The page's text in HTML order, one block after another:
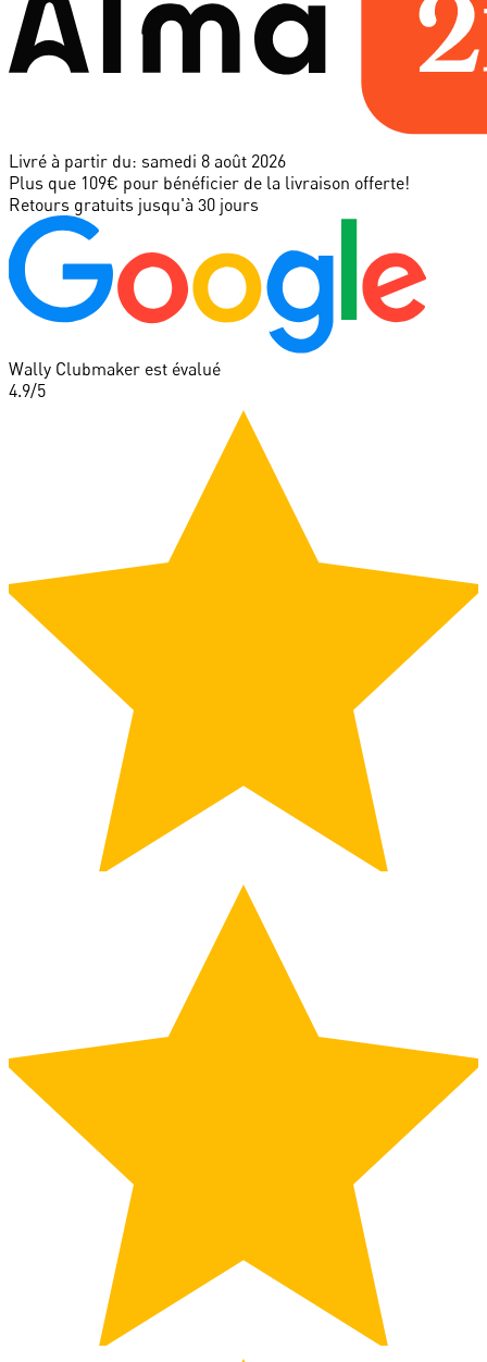
Livré à partir du: samedi 8 août 2026
Plus que 109€ pour bénéficier de la livraison offerte!
Retours gratuits jusqu'à 30 jours
Wally Clubmaker est évalué
4.9/5